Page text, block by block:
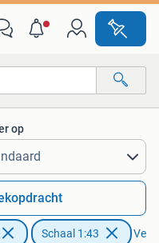
op
Schaal 1:43